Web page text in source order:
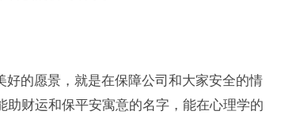
的愿景，就是在保障公司和大家安全的情
财运和保平安寓意的名字，能在心理学的